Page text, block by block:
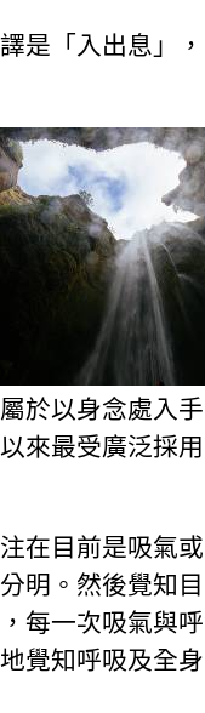
是「入出息」
於以身念處入
來最受廣泛採
在目前是吸氣
明。然後覺知
每一次吸氣與
覺知呼吸及全